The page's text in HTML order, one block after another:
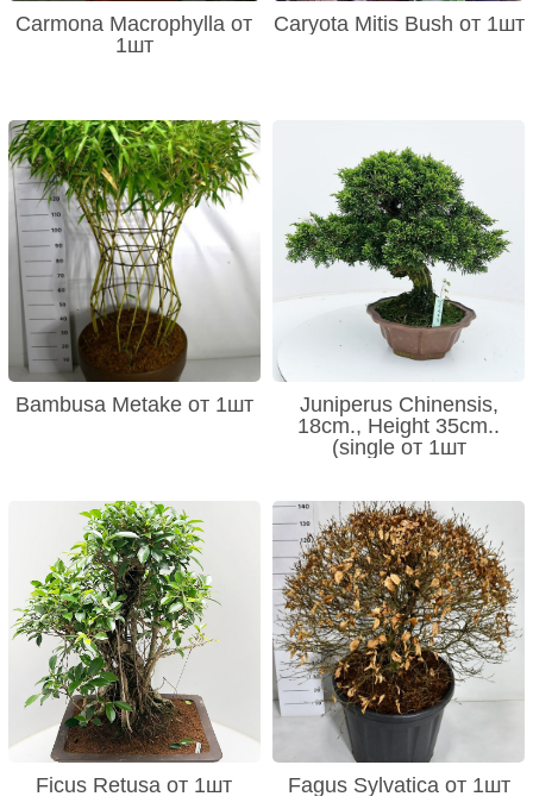
Carmona Macrophylla от
1шт
Caryota Mitis Bush от 1шт
Bambusa Metake от 1шт
Juniperus Chinensis,
18cm., Height 35cm..
(single от 1шт
Ficus Retusa от 1шт Fagus Sylvatica от 1шт